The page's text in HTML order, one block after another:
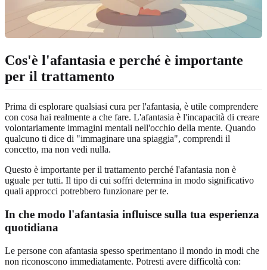
Cos'è l'afantasia e perché è importante
per il trattamento
Prima di esplorare qualsiasi cura per l'afantasia, è utile comprendere
con cosa hai realmente a che fare. L'afantasia è l'incapacità di creare
volontariamente immagini mentali nell'occhio della mente. Quando
qualcuno ti dice di "immaginare una spiaggia", comprendi il
concetto, ma non vedi nulla.
Questo è importante per il trattamento perché l'afantasia non è
uguale per tutti. Il tipo di cui soffri determina in modo significativo
quali approcci potrebbero funzionare per te.
In che modo l'afantasia influisce sulla tua esperienza
quotidiana
Le persone con afantasia spesso sperimentano il mondo in modi che
non riconoscono immediatamente. Potresti avere difficoltà con: